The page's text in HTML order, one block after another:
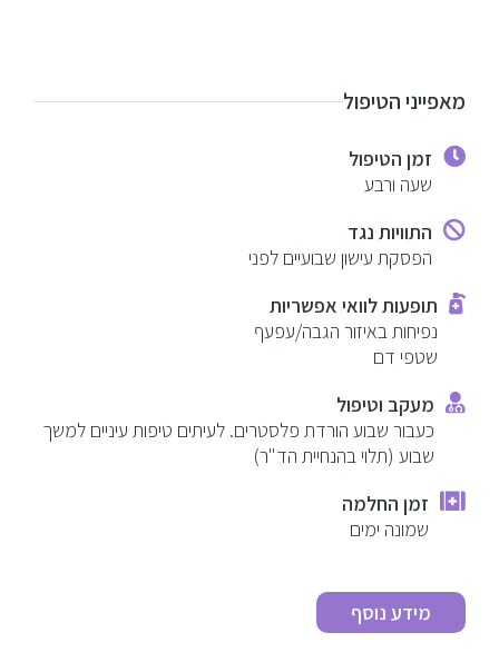
מאפייני הטיפול
זמן הטיפול
שעה ורבע
התוויות נגד
הפסקת עישון שבועיים לפני
תופעות לוואי אפשריות
נפיחות באיזור הגבה/עפעף
שטפי דם
מעקב וטיפול
כעבור שבוע הורדת פלסטרים. לעיתים טיפות עיניים למשך
שבוע (תלוי בהנחיית הד"ר)
זמן החלמה
שמונה ימים
מידע נוסף